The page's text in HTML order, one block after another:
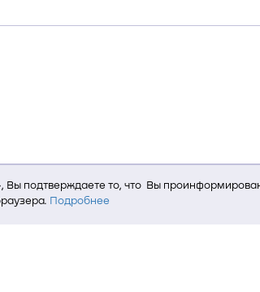
подтверждаете то, что Вы
Подробнее